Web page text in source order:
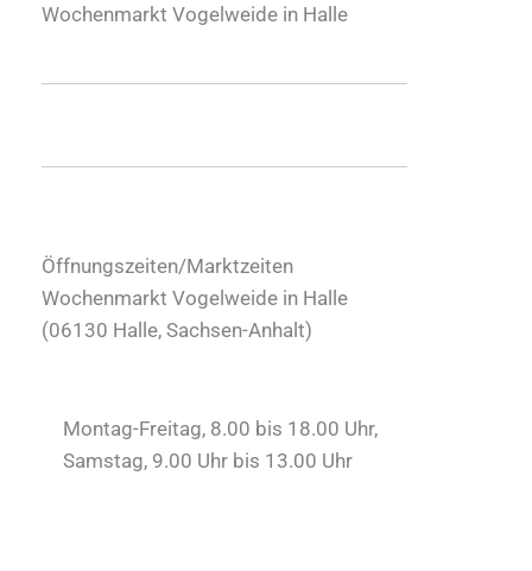
Wochenmarkt Vogelweide in Halle
Öffnungszeiten/Marktzeiten
Wochenmarkt Vogelweide in Halle
(06130 Halle, Sachsen-Anhalt)
Montag-Freitag, 8.00 bis 18.00 Uhr,
Samstag, 9.00 Uhr bis 13.00 Uhr